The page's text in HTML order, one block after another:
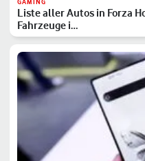
GAMING
Liste aller Autos in Forza
Fahrzeuge i…